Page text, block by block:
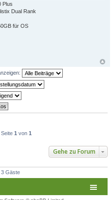
Plus
Dual Rank
für OS
Seite 1 von 1
Gehe zu Forum
3 Gäste